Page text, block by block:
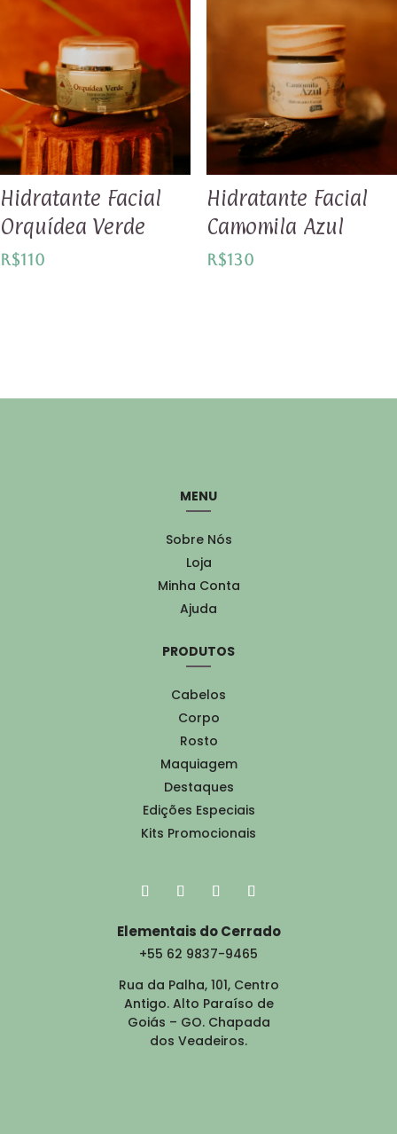
Hidratante Facial
Orquídea Verde
R$110
Hidratante Facial
Camomila Azul
R$130
MENU
Sobre Nós
Loja
Minha Conta
Ajuda
PRODUTOS
Cabelos
Corpo
Rosto
Maquiagem
Destaques
Edições Especiais
Kits Promocionais
Elementais do Cerrado
+55 62 9837-9465
Rua da Palha, 101, Centro
Antigo. Alto Paraíso de
Goiás – GO. Chapada
dos Veadeiros.